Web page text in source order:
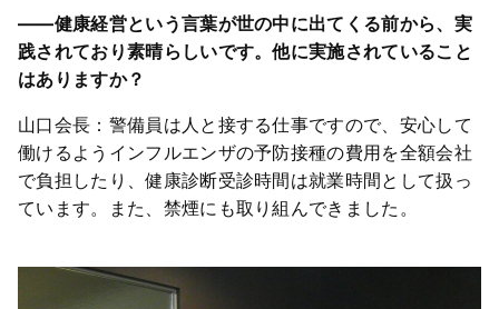
――健康経営という言葉が世の中に出てくる前から、実
践されており素晴らしいです。他に実施されていること
はありますか？
山口会長：警備員は人と接する仕事ですので、安心して
働けるようインフルエンザの予防接種の費用を全額会社
で負担したり、健康診断受診時間は就業時間として扱っ
ています。また、禁煙にも取り組んできました。